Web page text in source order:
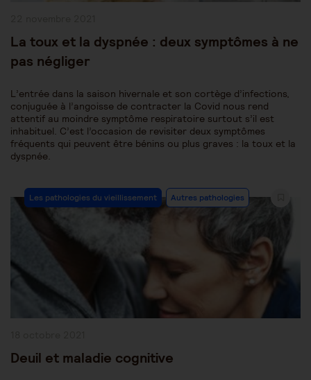
La toux et la dyspnée : deux symptômes à ne
pas négliger
L’entrée dans la saison hivernale et son cortège d’infections,
conjuguée à l’angoisse de contracter la Covid nous rend
attentif au moindre symptôme respiratoire surtout s’il est
inhabituel. C’est l’occasion de revisiter deux symptômes
fréquents qui peuvent être bénins ou plus graves : la toux et la
dyspnée.
Post
Category:
Les pathologies du vieillissement Autres pathologies
Deuil et maladie cognitive